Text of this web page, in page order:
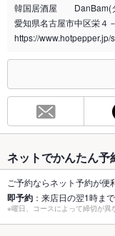
喫煙専用室 なし
※2020年4月1日～受動喫煙対策
総席数 33席(各種
最大宴会収
50人(大宴
個室 なし
座敷 なし
掘りごたつ なし
韓国居酒屋 DanBam(
愛知県名古屋市中区栄４
https://
ネットでかんたん予
ご予約ならネット予約が便
即予約 ：来店日の翌1時ま
※曜日、コースによって締切が異